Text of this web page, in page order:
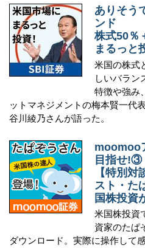
ありそう
ンド
株式50％
まるっと
米国の株式
しいバラン
特徴や強み
ットマネジメントの梅本賢一代
谷川綾乃さんが語った。
moomoo
目指せ!③
【特別対
スト・た
国株投資
米国株投資
資家のたぱ
ダウンロード。実際に操作して